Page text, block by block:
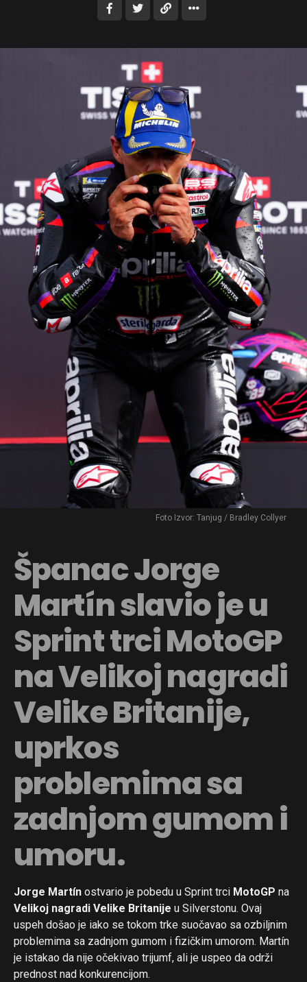
Foto Izvor: Tanjug / Bradley Collyer
Španac Jorge
Martín slavio je u
Sprint trci MotoGP
na Velikoj nagradi
Velike Britanije,
uprkos
problemima sa
zadnjom gumom i
umoru.
Jorge Martín ostvario je pobedu u Sprint trci MotoGP na
Velikoj nagradi Velike Britanije u Silverstonu. Ovaj
uspeh došao je iako se tokom trke suočavao sa ozbiljnim
problemima sa zadnjom gumom i fizičkim umorom. Martín
je istakao da nije očekivao trijumf, ali je uspeo da održi
prednost nad konkurencijom.